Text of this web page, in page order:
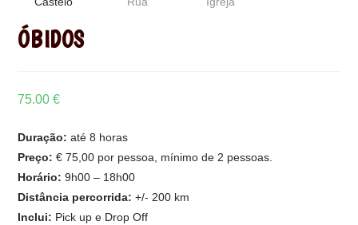
ÓBIDOS
75.00€
Duração: até 8 horas
Preço: € 75,00 por pessoa, mínimo de 2 pessoas.
Horário: 9h00 – 18h00
Distância percorrida: +/- 200 km
Inclui: Pick up e Drop Off